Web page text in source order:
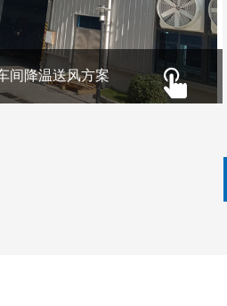
间降温送风方案